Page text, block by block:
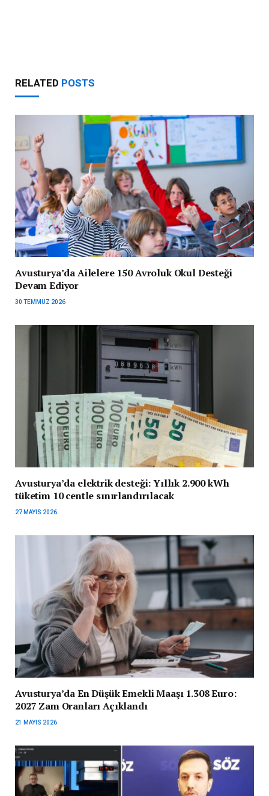
RELATED POSTS
Avusturya’da Ailelere 150 Avroluk Okul Desteği
Devam Ediyor
30 TEMMUZ 2026
Avusturya’da elektrik desteği: Yıllık 2.900 kWh
tüketim 10 centle sınırlandırılacak
27 MAYIS 2026
Avusturya’da En Düşük Emekli Maaşı 1.308 Euro:
2027 Zam Oranları Açıklandı
21 MAYIS 2026